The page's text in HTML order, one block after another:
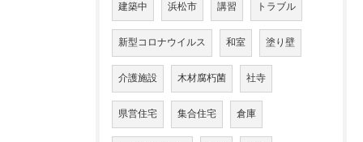
建築中 浜松市 講習 トラブル
新型コロナウイルス 和室 塗り壁
介護施設 木材腐朽菌 社寺
県営住宅 集合住宅 倉庫